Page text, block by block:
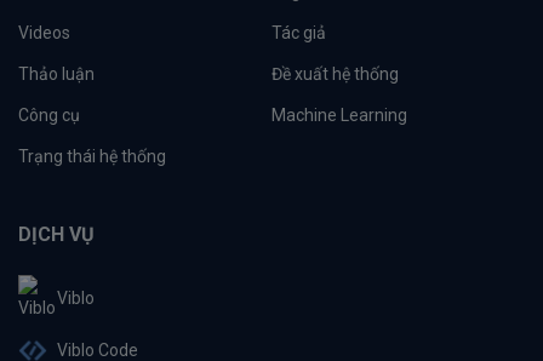
Videos Tác giả
Thảo luận Đề xuất hệ thống
Công cụ Machine Learning
Trạng thái hệ thống
DỊCH VỤ
Viblo
Viblo Code